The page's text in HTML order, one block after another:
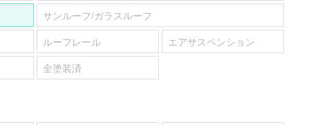
サンルーフ/ガラスルーフ
ルーフレール
エアサスペンション
全塗装済